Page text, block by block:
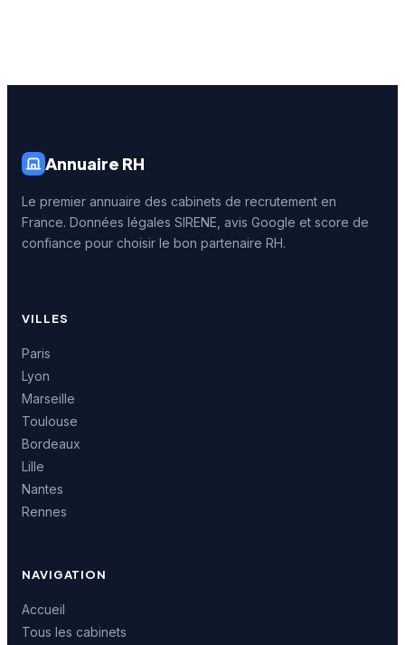
Annuaire RH
Le premier annuaire des cabinets de recrutement en
France. Données légales SIRENE, avis Google et score de
confiance pour choisir le bon partenaire RH.
VILLES
Paris
Lyon
Marseille
Toulouse
Bordeaux
Lille
Nantes
Rennes
NAVIGATION
Accueil
Tous les cabinets